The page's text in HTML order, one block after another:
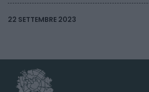
22 SETTEMBRE 2023